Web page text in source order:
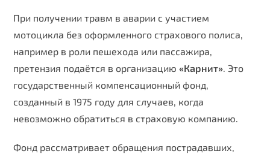
При получении травм в аварии с участием
мотоцикла без оформленного страхового полиса,
например в роли пешехода или пассажира,
претензия подаётся в организацию«Карнит» . Это
государственный компенсационный фонд,
созданный в 1975 году для случаев, когда
невозможно обратиться в страховую компанию.
Фонд рассматривает обращения пострадавших,